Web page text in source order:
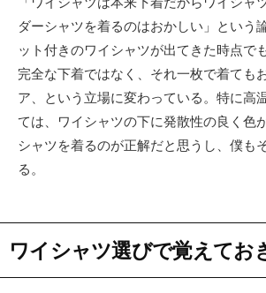
ダーシャツを着るのはおかしい」という
ット付きのワイシャツが出てきた時点で
完全な下着ではなく、それ一枚で着ても
ア、という立場に変わっている。特に高
ては、ワイシャツの下に発散性の良く色
シャツを着るのが正解だと思うし、僕も
る。
ワイシャツ選びで覚えてお